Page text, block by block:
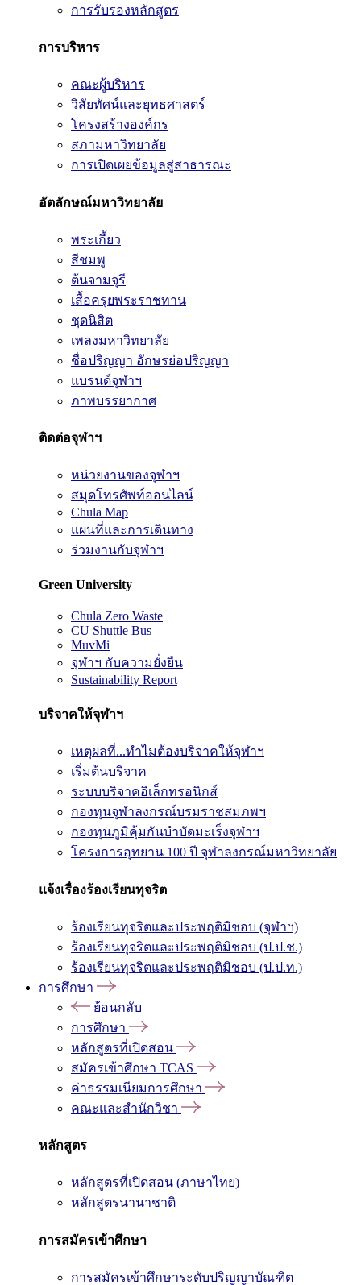
การรับรองหลักสูตร
การบริหาร
คณะผู้บริหาร
วิสัยทัศน์และยุทธศาสตร์
โครงสร้างองค์กร
สภามหาวิทยาลัย
การเปิดเผยข้อมูลสู่สาธารณะ
อัตลักษณ์มหาวิทยาลัย
พระเกี้ยว
สีชมพู
ต้นจามจุรี
เสื้อครุยพระราชทาน
ชุดนิสิต
เพลงมหาวิทยาลัย
ชื่อปริญญา อักษรย่อปริญญา
แบรนด์จุฬาฯ
ภาพบรรยากาศ
ติดต่อจุฬาฯ
หน่วยงานของจุฬาฯ
สมุดโทรศัพท์ออนไลน์
Chula Map
แผนที่และการเดินทาง
ร่วมงานกับจุฬาฯ
Green University
Chula Zero Waste
CU Shuttle Bus
MuvMi
จุฬาฯ กับความยั่งยืน
Sustainability Report
บริจาคให้จุฬาฯ
เหตุผลที่...ทำไมต้องบริจาคให้จุฬาฯ
เริ่มต้นบริจาค
ระบบบริจาคอิเล็กทรอนิกส์
กองทุนจุฬาลงกรณ์บรมราชสมภพฯ
กองทุนภูมิคุ้มกันบำบัดมะเร็งจุฬาฯ
โครงการอุทยาน 100 ปี จุฬาลงกรณ์มหาวิทยาลัย
แจ้งเรื่องร้องเรียนทุจริต
ร้องเรียนทุจริตและประพฤติมิชอบ (จุฬาฯ)
ร้องเรียนทุจริตและประพฤติมิชอบ (ป.ป.ช.)
ร้องเรียนทุจริตและประพฤติมิชอบ (ป.ป.ท.)
การศึกษา
ย้อนกลับ
การศึกษา
หลักสูตรที่เปิดสอน
สมัครเข้าศึกษา TCAS
ค่าธรรมเนียมการศึกษา
คณะและสำนักวิชา
หลักสูตร
หลักสูตรที่เปิดสอน (ภาษาไทย)
หลักสูตรนานาชาติ
การสมัครเข้าศึกษา
การสมัครเข้าศึกษาระดับปริญญาบัณฑิต